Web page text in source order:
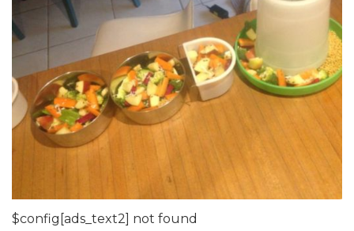
$config[ads_text2] not found